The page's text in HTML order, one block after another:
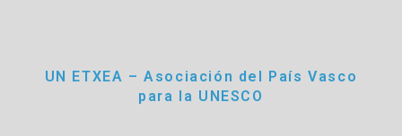
UN ETXEA – Asociación del País Vasco
para la UNESCO